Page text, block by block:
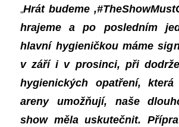
„Hrát budeme
hrajeme a po posledním
hlavní hygieničkou máme
v září i v prosinci, při
hygienických opatření,
areny umožňují, naše
show měla uskutečnit.